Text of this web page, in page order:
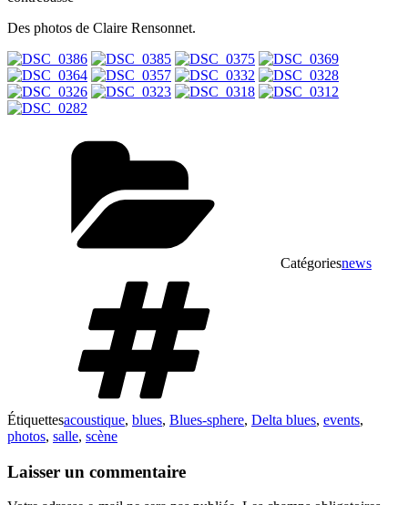
Des photos de Claire Rensonnet.
Catégoriesnews
Étiquettesacoustique, blues, Blues-sphere, Delta blues, events,
photos, salle, scène
Laisser un commentaire